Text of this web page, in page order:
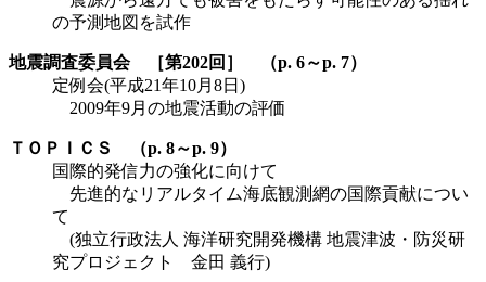
の予測地図を試作
地震調査委員会 ［第202回］ （p. 6～p. 7）
定例会(平成21年10月8日)
2009年9月の地震活動の評価
ＴＯＰＩＣＳ （p. 8～p. 9）
国際的発信力の強化に向けて
先進的なリアルタイム海底観測網の国際貢献につい
て
(独立行政法人 海洋研究開発機構 地震津波・防災研
究プロジェクト 金田 義行)